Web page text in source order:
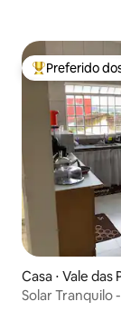
Entre os
Preferido
Casa ⋅ Vale das
Solar Tranquilo